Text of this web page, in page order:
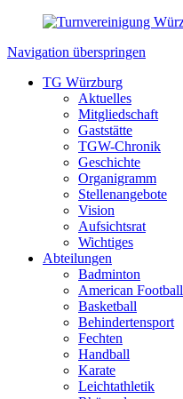
Navigation überspringen
TG Würzburg
Aktuelles
Mitgliedschaft
Gaststätte
TGW-Chronik
Geschichte
Organigramm
Stellenangebote
Vision
Aufsichtsrat
Wichtiges
Abteilungen
Badminton
American Football
Basketball
Behindertensport
Fechten
Handball
Karate
Leichtathletik